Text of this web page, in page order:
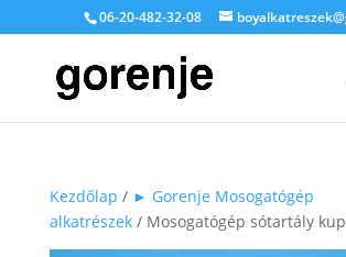
06-20-482-32-08
Kezdőlap / ► Gorenje Mosogatógép
alkatrészek/ Mosogatógép sótartály